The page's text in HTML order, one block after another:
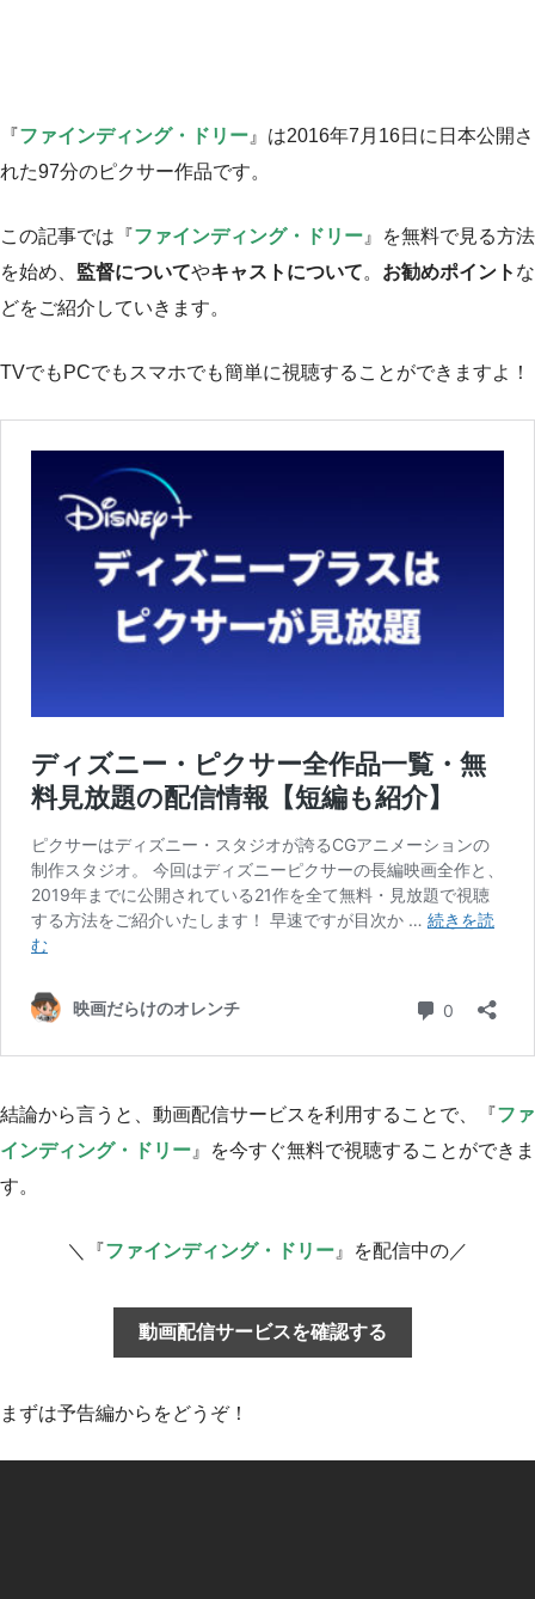
『ファインディング・ドリー 』は2016年7月16日に日本公開さ
れた97分のピクサー作品です。
この記事では『ファインディング・ドリー 』を無料で見る方法
を始め、 監督についてやキャストについて。 お勧めポイント な
どをご紹介していきます。
TVでもPCでもスマホでも簡単に視聴することができますよ！
結論から言うと、動画配信サービスを利用することで、『ファ
インディング・ドリー 』を今すぐ無料で視聴することができま
す。
＼『ファインディング・ドリー 』を配信中の／
動画配信サービスを確認する
まずは予告編からをどうぞ！